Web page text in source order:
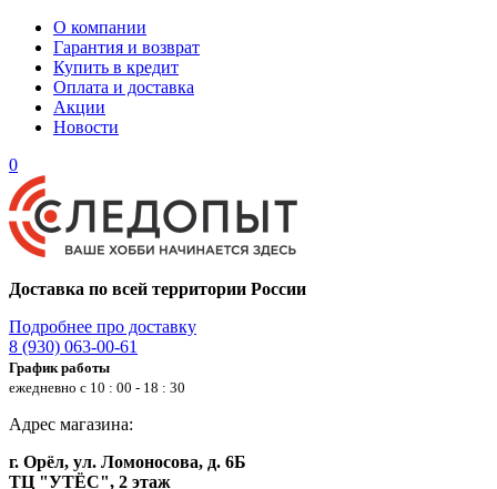
О компании
Гарантия и возврат
Купить в кредит
Оплата и доставка
Акции
Новости
0
Доставка по всей территории России
Подробнее про доставку
8 (930) 063-00-61
График работы
ежедневно с 10 : 00 - 18 : 30
Адрес магазина:
г. Орёл, ул. Ломоносова, д. 6Б
ТЦ "УТЁС", 2 этаж